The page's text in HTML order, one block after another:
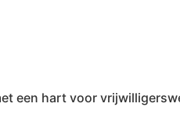
een hart voor